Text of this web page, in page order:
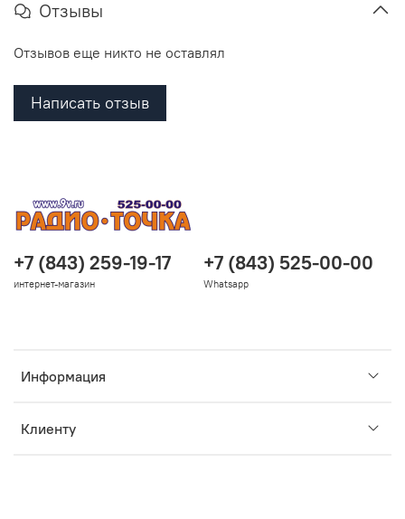
Отзывы
Отзывов еще никто не оставлял
Написать отзыв
Информация
Клиенту
+7 (843) 259-19-17
интернет-магазин
+7 (843) 525-00-00
Whatsapp